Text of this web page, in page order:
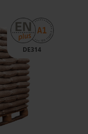
DE314